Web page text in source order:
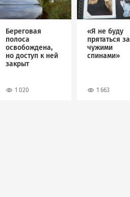
Береговая
полоса
освобождена,
но доступ к ней
закрыт
1 020
«Я не буду
прятаться за
чужими
спинами»
1 663